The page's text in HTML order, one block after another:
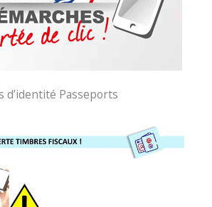
d’identité Passeports